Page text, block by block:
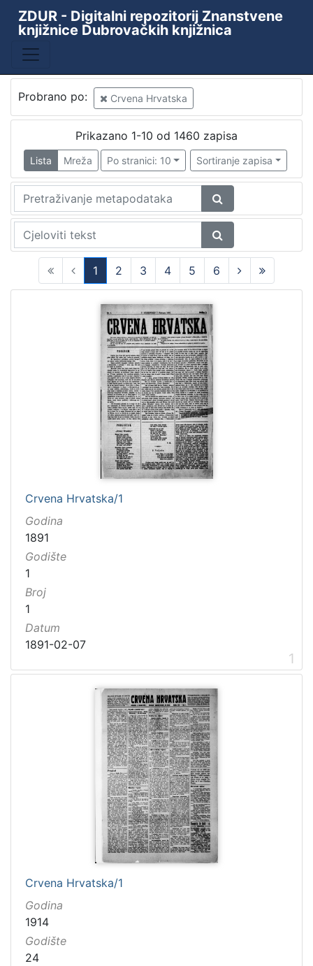
ZDUR - Digitalni repozitorij Znanstvene
knjižnice Dubrovačkih knjižnica
Probrano po: Crvena Hrvatska
Prikazano 1-10 od 1460 zapisa
Lista Mreža Po stranici: 10 Sortiranje zapisa
1
(current)
2 3 4 5 6
Crvena Hrvatska/1
Godina
1891
Godište
1
Broj
1
Datum
1891-02-07
1
Crvena Hrvatska/1
Godina
1914
Godište
24